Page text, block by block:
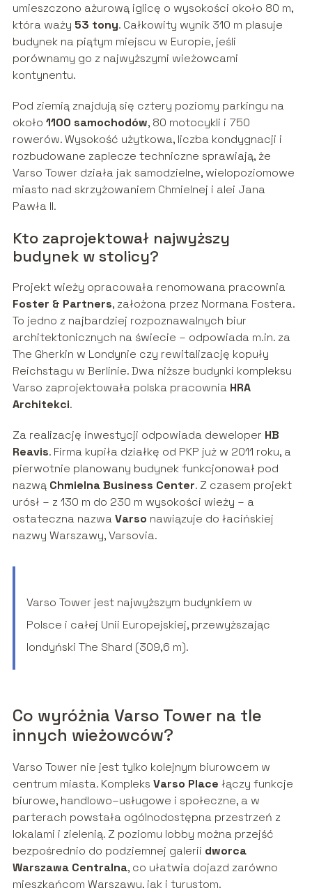
umieszczono ażurową iglicę o wysokości około 80 m,
która waży 53 tony. Całkowity wynik 310 m plasuje
budynek na piątym miejscu w Europie, jeśli
porównamy go z najwyższymi wieżowcami
kontynentu.
Pod ziemią znajdują się cztery poziomy parkingu na
około 1100 samochodów, 80 motocykli i 750
rowerów. Wysokość użytkowa, liczba kondygnacji i
rozbudowane zaplecze techniczne sprawiają, że
Varso Tower działa jak samodzielne, wielopoziomowe
miasto nad skrzyżowaniem Chmielnej i alei Jana
Pawła II.
Kto zaprojektował najwyższy
budynek w stolicy?
Projekt wieży opracowała renomowana pracownia
Foster & Partners, założona przez Normana Fostera.
To jedno z najbardziej rozpoznawalnych biur
architektonicznych na świecie – odpowiada m.in. za
The Gherkin w Londynie czy rewitalizację kopuły
Reichstagu w Berlinie. Dwa niższe budynki kompleksu
Varso zaprojektowała polska pracownia HRA
Architekci.
Za realizację inwestycji odpowiada deweloper HB
Reavis. Firma kupiła działkę od PKP już w 2011 roku, a
pierwotnie planowany budynek funkcjonował pod
nazwą Chmielna Business Center. Z czasem projekt
urósł – z 130 m do 230 m wysokości wieży – a
ostateczna nazwaVarso nawiązuje do łacińskiej
nazwy Warszawy, Varsovia.
Varso Tower jest najwyższym budynkiem w
Polsce i całej Unii Europejskiej, przewyższając
londyński The Shard (309,6 m).
Co wyróżnia Varso Tower na tle
innych wieżowców?
Varso Tower nie jest tylko kolejnym biurowcem w
centrum miasta. Kompleks Varso Place łączy funkcje
biurowe, handlowo–usługowe i społeczne, a w
parterach powstała ogólnodostępna przestrzeń z
lokalami i zielenią. Z poziomu lobby można przejść
bezpośrednio do podziemnej galerii dworca
Warszawa Centralna, co ułatwia dojazd zarówno
mieszkańcom Warszawy, jak i turystom.